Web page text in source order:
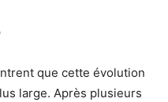
que cette évolution
large. Après plusieurs